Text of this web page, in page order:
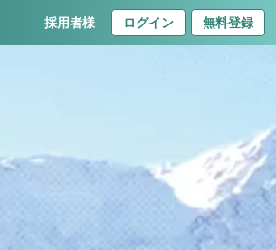
採用者様 ログイン 無料登録